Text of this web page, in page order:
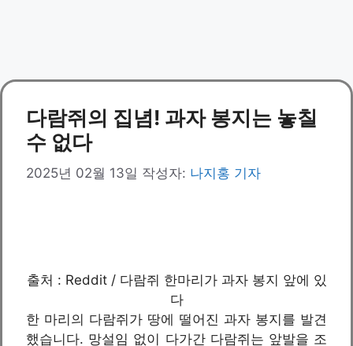
다람쥐의 집념! 과자 봉지는 놓칠
수 없다
2025년 02월 13일 작성자: 나지홍 기자
출처 : Reddit / 다람쥐 한마리가 과자 봉지 앞에 있
다
한 마리의 다람쥐가 땅에 떨어진 과자 봉지를 발견
했습니다. 망설임 없이 다가간 다람쥐는 앞발을 조